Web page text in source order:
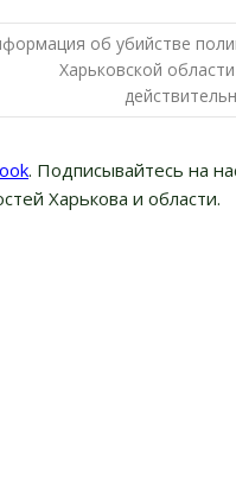
об убийстве
Харьковской
. Подписывайтесь на
Харькова и области.